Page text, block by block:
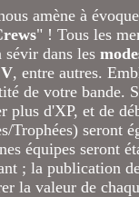
amène à
" ! Tous les
sévir dans les
, entre autres.
de votre bande.
plus d'XP, et de
Trophées) seront
équipes seront
; la publication
la valeur de